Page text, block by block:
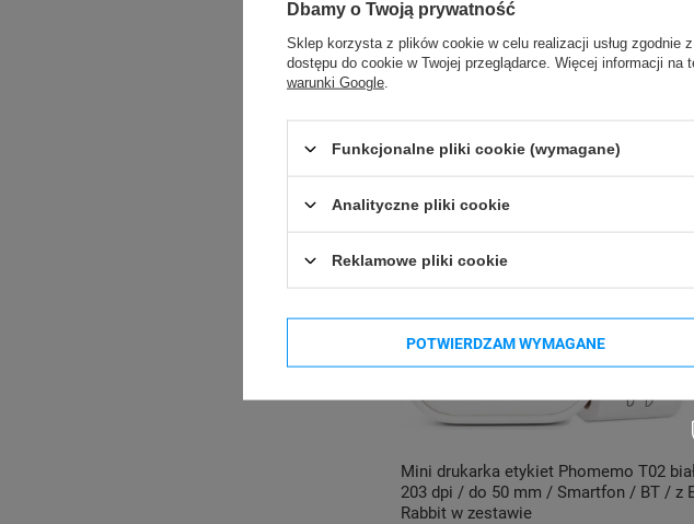
Mini drukarka etykiet Phomemo T02
203 dpi / do 50 mm / Smartfon / BT / z
Rabbit w zestawie
Dbamy o Twoją prywatność
Sklep korzysta z plików cookie w celu realizacji usług zgodnie z
dostępu do cookie w Twojej przeglądarce. Więcej informacji
warunki Google
Funkcjonalne pliki cookie (wymagane)
Analityczne pliki cookie
Reklamowe pliki cookie
POTWIERDZAM WYMAGANE